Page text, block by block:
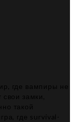
где вампиры не
замки,
такой
где survival-